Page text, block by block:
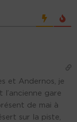
et Andernos, je
gare
de mai à
sur la piste,